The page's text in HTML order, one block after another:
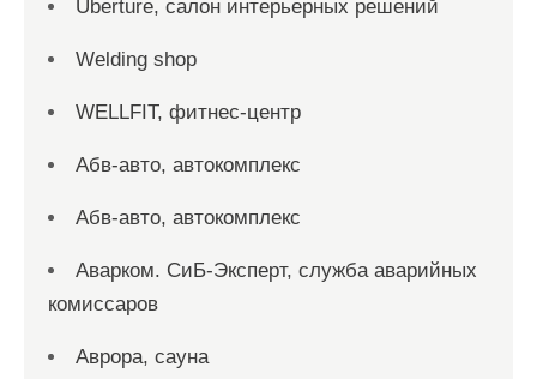
Uberture, салон интерьерных решений
Welding shop
WELLFIT, фитнес-центр
Абв-авто, автокомплекс
Абв-авто, автокомплекс
Аварком. СиБ-Эксперт, служба аварийных
комиссаров
Аврора, сауна